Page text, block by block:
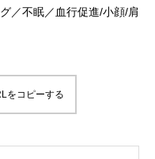
／不眠／血行促進/小顔/肩
をコピーする